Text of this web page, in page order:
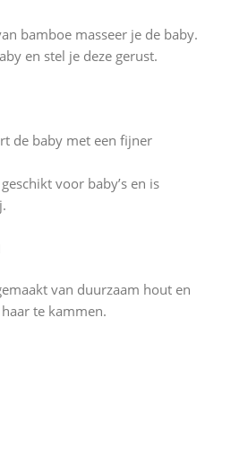
bamboe masseer je de baby.
en stel je deze gerust.
de baby met een fijner
voor baby’s en is
van duurzaam hout en
te kammen.